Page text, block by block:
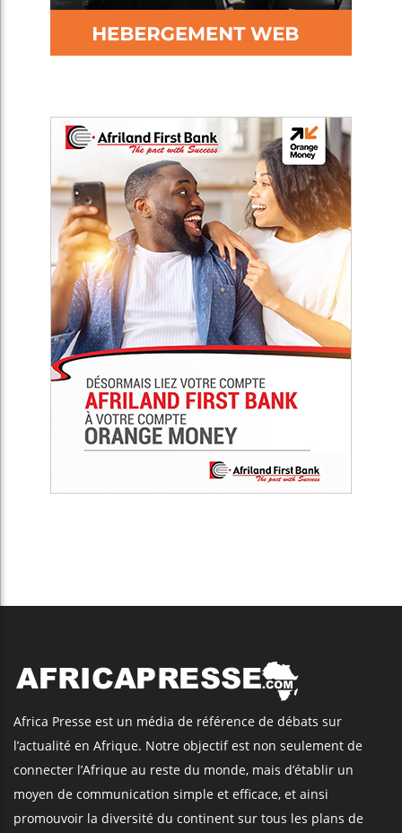
Africa Presse est un média de référence de débats sur
l’actualité en Afrique. Notre objectif est non seulement de
connecter l’Afrique au reste du monde, mais d’établir un
moyen de communication simple et efficace, et ainsi
promouvoir la diversité du continent sur tous les plans de